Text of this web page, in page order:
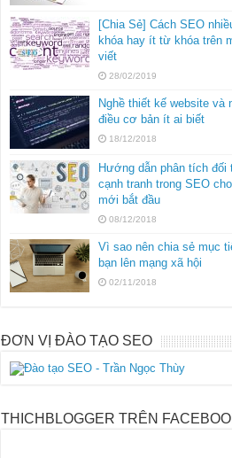
[Chia Sẻ] Cách SEO
khóa hay ít từ khóa trên
viết
28/02/2019
Nghề thiết kế website và
điều cơ bản ít ai biết
18/12/2018
Hướng dẫn phân tích đối
cạnh tranh trong SEO
mới bắt đầu
08/12/2018
Vì sao nên chia sẻ mục
bạn lên mạng xã hội
02/11/2018
ĐƠN VỊ ĐÀO TẠO SEO
THICHBLOGGER TRÊN